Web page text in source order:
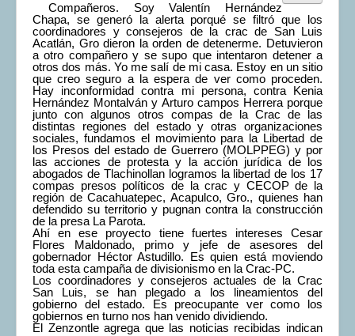
Compañeros. Soy Valentín Hernández
Chapa, se generó la alerta porqué se filtró que los
coordinadores y consejeros de la crac de San Luis
Acatlán, Gro dieron la orden de detenerme. Detuvieron
a otro compañero y se supo que intentaron detener a
otros dos más. Yo me salí de mi casa. Estoy en un sitio
que creo seguro a la espera de ver como proceden.
Hay inconformidad contra mi persona, contra Kenia
Hernández Montalván y Arturo campos Herrera porque
junto con algunos otros compas de la Crac de las
distintas regiones del estado y otras organizaciones
sociales, fundamos el movimiento para la Libertad de
los Presos del estado de Guerrero (MOLPPEG) y por
las acciones de protesta y la acción jurídica de los
abogados de Tlachinollan logramos la libertad de los 17
compas presos políticos de la crac y CECOP de la
región de Cacahuatepec, Acapulco, Gro., quienes han
defendido su territorio y pugnan contra la construcción
de la presa La Parota.
Ahí en ese proyecto tiene fuertes intereses Cesar
Flores Maldonado, primo y jefe de asesores del
gobernador Héctor Astudillo. Es quien está moviendo
toda esta campaña de divisionismo en la Crac-PC.
Los coordinadores y consejeros actuales de la Crac
San Luis, se han plegado a los lineamientos del
gobierno del estado. Es preocupante ver como los
gobiernos en turno nos han venido dividiendo.
El Zenzontle agrega que las noticias recibidas indican